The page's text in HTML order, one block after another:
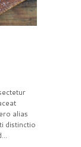
alias
distinctio